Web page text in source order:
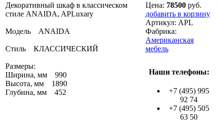
Декоративный шкаф в классическом
стиле ANAIDA, APLuxary
Модель ANAIDA
Стиль КЛАССИЧЕСКИЙ
Размеры:
Ширина, мм 990
Высота, мм 1890
Глубина, мм 452
Цена: 78500 руб.
добавить в корзину
Артикул: APL
Фабрика:
Американская
мебель
Наши телефоны:
+7 (495) 995
92 74
+7 (495) 505
63 50